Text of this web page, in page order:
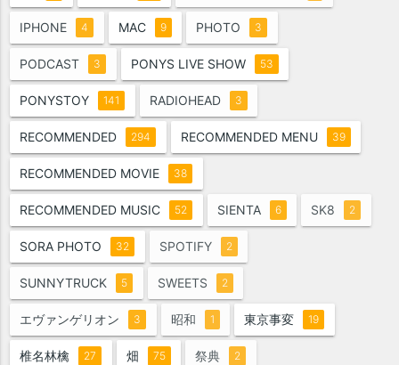
IPHONE 4 MAC 9 PHOTO 3
PODCAST 3 PONYS LIVE SHOW 53
PONYSTOY 141 RADIOHEAD 3
RECOMMENDED 294 RECOMMENDED MENU 39
RECOMMENDED MOVIE 38
RECOMMENDED MUSIC 52 SIENTA 6 SK8 2
SORA PHOTO 32 SPOTIFY 2
SUNNYTRUCK 5 SWEETS 2
エヴァンゲリオン 3 昭和 1 東京事変 19
椎名林檎 27 畑 75 祭典 2